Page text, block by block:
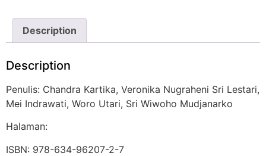
Description
Description
Penulis: Chandra Kartika, Veronika Nugraheni Sri Lestari,
Mei Indrawati, Woro Utari, Sri Wiwoho Mudjanarko
Halaman:
ISBN: 978-634-96207-2-7